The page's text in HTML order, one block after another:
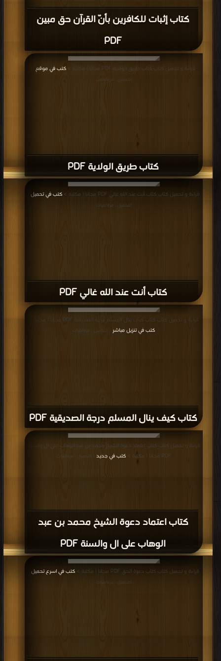
كتاب إثبات للكافرين بأنّ القرآن حق مبين
PDF
كتاب طريق الولاية PDF
قراءة و تحميل كتاب كتاب طريق الولاية PDF مجانا | مكتبة > كتب في موقع
التحميل : مرة/مرات
كتاب أنت عند الله غالي PDF
قراءة و تحميل كتاب كتاب أنت عند الله غالي PDF مجانا | مكتبة > كتب في تحميل
التحميل : مرة/مرات
كتاب كيف ينال المسلم درجة الصديقية PDF
قراءة و تحميل كتاب كتاب كيف ينال المسلم درجة الصديقية PDF مجانا | مكتبة >
كتب في تنزيل مباشر | التحميل : مرة/مرات
كتاب اعتماد دعوة الشيخ محمد بن عبد
الوهاب على ال والسنة PDF
قراءة و تحميل كتاب كتاب اعتماد دعوة الشيخ محمد بن عبد الوهاب على ال والسنة
PDF مجانا | مكتبة >
كتب في جديد | التحميل : مرة/مرات
قراءة و تحميل كتاب كتاب دعوة الحق PDF مجانا | مكتبة > كتب في اسرع تحميل
التحميل : مرة/مرات